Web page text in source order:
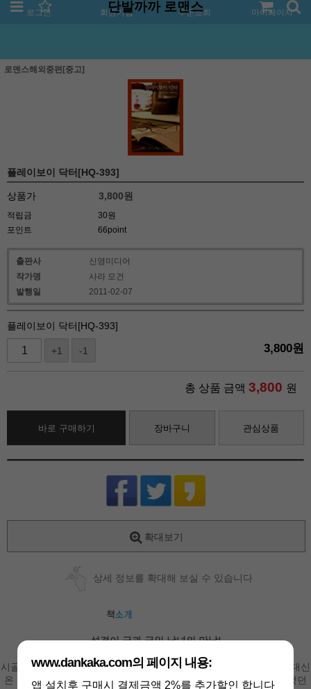
로그인 회원가입 주문조회 마이페이지
단발까까 로맨스
로맨스해외중편[중고]
플레이보이 닥터[HQ-393]
상품가 3,800원
적립금
30원
포인트
66point
출판사
신영미디어
작가명
사라 모건
발행일
2011-02-07
플레이보이 닥터[HQ-393]
+1 -1 3,800원
총 상품 금액 3,800 원
바로 구매하기 장바구니 관심상품
확대보기
상세 정보를 확대해 보실 수 있습니다
성격이 극과 극인 남녀의 만남!
시골 진료소에서 조용히 살고 있던 조안나는 잠시 자리를 비운 동료 대신
온 의사를 보고 깜짝 놀란다. 그는 바로 대학 시절 바람둥이로 유명했던
www.dankaka.com의 페이지 내용:
앱 설치후 구매시 결제금액 2%를 추가할인 합니다